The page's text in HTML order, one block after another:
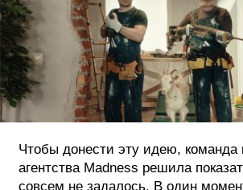
Чтобы донести эту идею, команда
агентства Madness решила
совсем не задалось. В один